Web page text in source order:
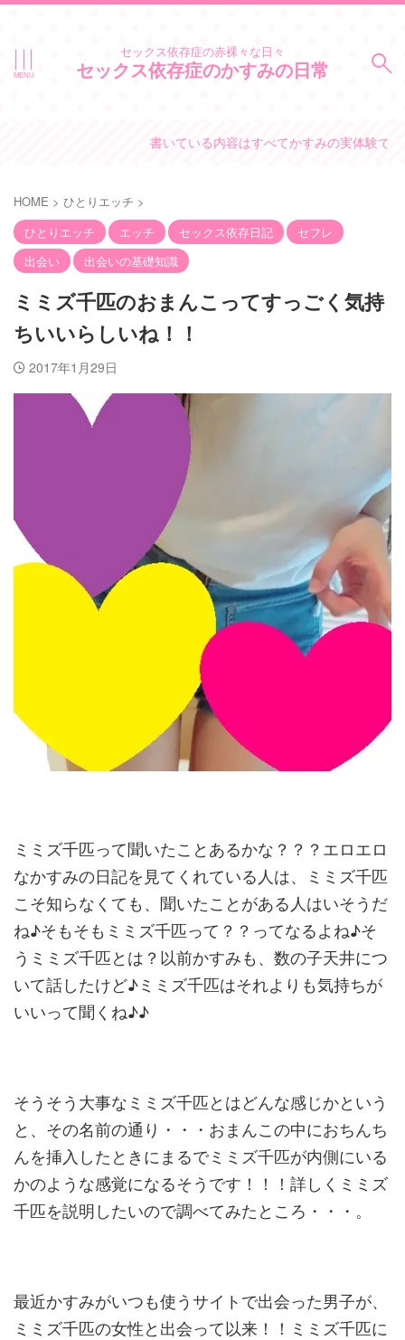
セックス依存症の赤裸々な日々
セックス依存症のかすみの日常
書いている内容はすべてかすみの実体験です。
HOME > ひとりエッチ >
ひとりエッチ
エッチ セックス依存日記
セフレ
出会い
出会いの基礎知識
ミミズ千匹のおまんこってすっごく気持
ちいいらしいね！！
2017年1月29日
ミミズ千匹って聞いたことあるかな？？？エロエロ
なかすみの日記を見てくれている人は、ミミズ千匹
こそ知らなくても、聞いたことがある人はいそうだ
ね♪そもそもミミズ千匹って？？ってなるよね♪そ
うミミズ千匹とは？以前かすみも、数の子天井につ
いて話したけど♪ミミズ千匹はそれよりも気持ちが
いいって聞くね♪♪
そうそう大事なミミズ千匹とはどんな感じかという
と、その名前の通り・・・おまんこの中におちんち
んを挿入したときにまるでミミズ千匹が内側にいる
かのような感覚になるそうです！！！詳しくミミズ
千匹を説明したいので調べてみたところ・・・。
最近かすみがいつも使うサイトで出会った男子が、
ミミズ千匹の女性と出会って以来！！ミミズ千匹に